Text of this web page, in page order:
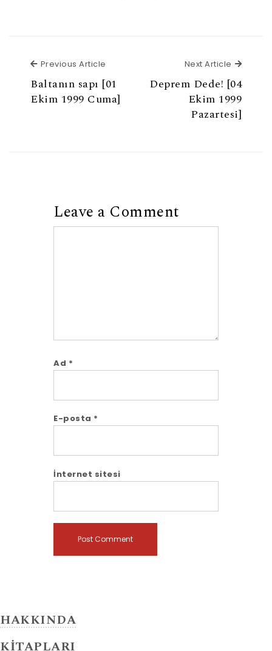
Previous Article
Baltanın sapı [01
Ekim 1999 Cuma]
Next Article Next
Deprem Dede! [04
Ekim 1999
Pazartesi]
Leave a Comment
Ad *
E-posta *
İnternet sitesi
HAKKINDA
KİTAPLARI